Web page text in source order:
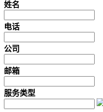
姓名
电话
公司
邮箱
服务类型